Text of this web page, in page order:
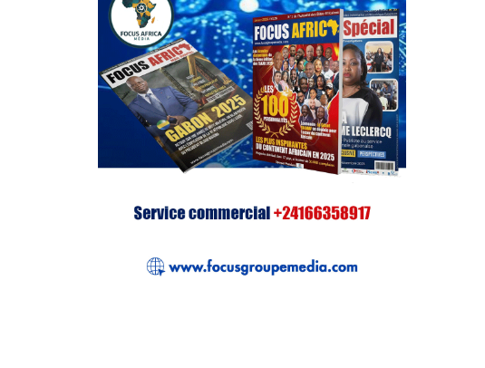
Diplomatie d’Influence et
Solidarité : la Première Dame...
7 août 2026
Une visite d’Inspiration et de
Modernité : Oligui...
6 août 2026